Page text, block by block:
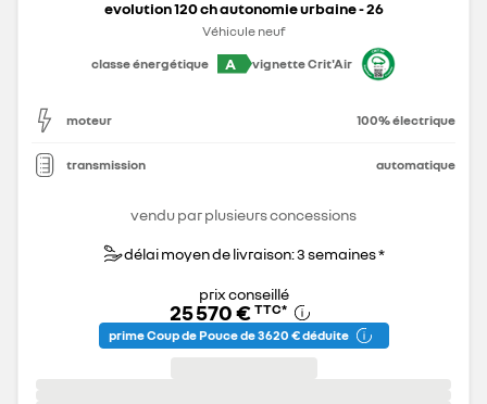
evolution 120 ch autonomie urbaine - 26
Véhicule neuf
classe énergétique
A vignette Crit'Air
moteur 100% électrique
transmission automatique
vendu par plusieurs concessions
délai moyen de livraison: 3 semaines *
prix conseillé
25 570 € TTC*
prime Coup de Pouce de 3 620 € déduite